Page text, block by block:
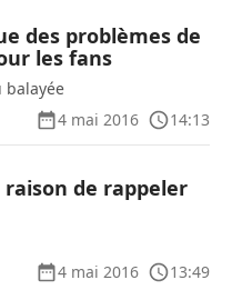
des problèmes de
les fans
balayée
4 mai 2016
14:13
de rappeler
4 mai 2016
13:49